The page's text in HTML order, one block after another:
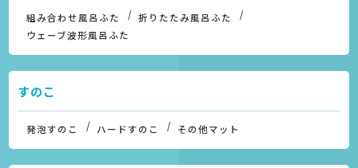
組み合わせ風呂ふた
折りたたみ風呂ふた
ウェーブ波形風呂ふた
すのこ
発泡すのこ ハードすのこ その他マット